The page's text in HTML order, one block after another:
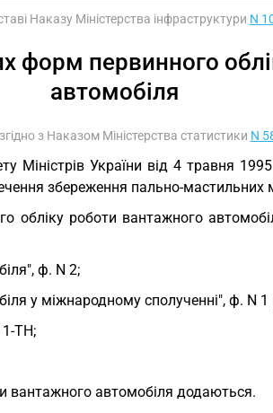
Наказу Міністерства інфраструктури N
форм первинного
автомобіля
з Наказом Міністерства статистики N
Міністрів України від 4 травня
збереження пально-мастильних
обліку роботи вантажного
ф. N 2;
у міжнародному сполученні", ф. N
1-ТН;
вантажного автомобіля додаються.